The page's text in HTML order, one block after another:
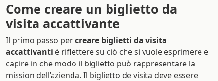
Come creare un biglietto da
visita accattivante
Il primo passo percreare biglietti da visita
accattivanti è riflettere su ciò che si vuole esprimere e
capire in che modo il biglietto può rappresentare la
mission dell’azienda. Il biglietto de visita deve essere